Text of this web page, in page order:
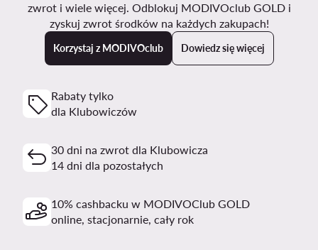
zwrot i wiele więcej. Odblokuj MODIVOclub GOLD i
zyskuj zwrot środków na każdych zakupach!
Korzystaj z MODIVOclub Dowiedz się więcej
Rabaty tylko
dla Klubowiczów
30 dni na zwrot dla Klubowicza
14 dni dla pozostałych
10% cashbacku w MODIVOClub GOLD
online, stacjonarnie, cały rok